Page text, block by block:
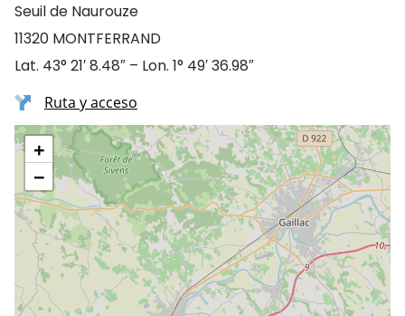
Seuil de Naurouze
11320 MONTFERRAND
Lat. 43° 21′ 8.48″ – Lon. 1° 49′ 36.98″
Ruta y acceso
+
−